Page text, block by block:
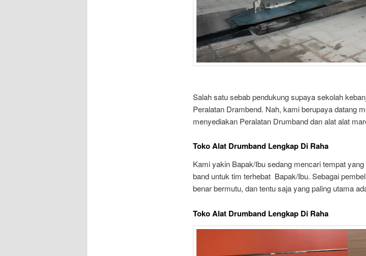
Salah satu sebab pendukung supaya sekolah
Peralatan Drambend. Nah, kami berupaya datang
menyediakan Peralatan Drumband dan alat alat
Toko Alat Drumband Lengkap Di Raha
Kami yakin Bapak/Ibu sedang mencari tempat
band untuk tim terhebat Bapak/Ibu. Sebagai
benar bermutu, dan tentu saja yang paling utama
Toko Alat Drumband Lengkap Di Raha